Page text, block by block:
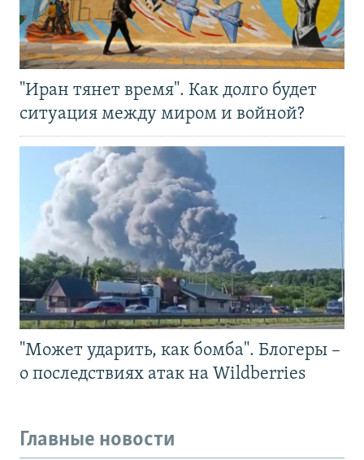
"Иран тянет время". Как долго будет
ситуация между миром и войной?
"Может ударить, как бомба". Блогеры –
о последствиях атак на Wildberries
Главные новости